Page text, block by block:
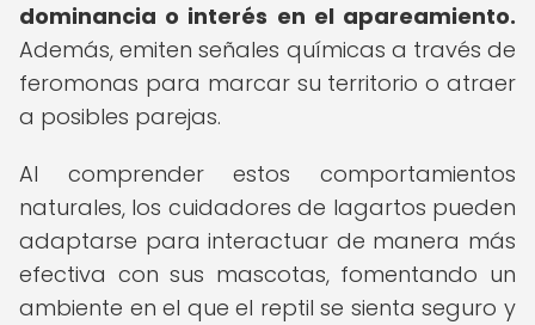
dominancia o interés en el apareamiento.
Además, emiten señales químicas a través de
feromonas para marcar su territorio o atraer
a posibles parejas.
Al comprender estos comportamientos
naturales, los cuidadores de lagartos pueden
adaptarse para interactuar de manera más
efectiva con sus mascotas, fomentando un
ambiente en el que el reptil se sienta seguro y